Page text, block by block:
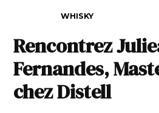
WHISKY
Rencontrez
Fernandes,
chez Distell